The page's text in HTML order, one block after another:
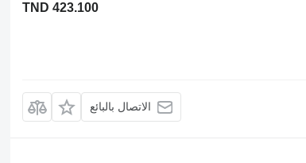
TND 423.100
الاتصال بالبائع